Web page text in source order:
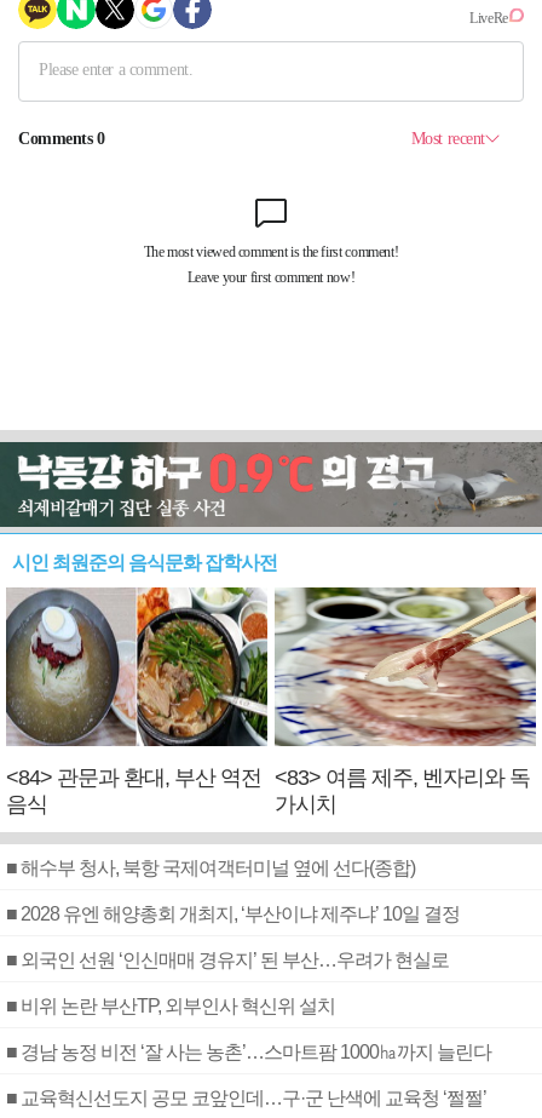
시인 최원준의 음식문화 잡학사전
<84> 관문과 환대, 부산 역전
음식
<83> 여름 제주, 벤자리와 독
가시치
■ 해수부 청사, 북항 국제여객터미널 옆에 선다(종합)
■ 2028 유엔 해양총회 개최지, ‘부산이냐 제주냐’ 10일 결정
■ 외국인 선원 ‘인신매매 경유지’ 된 부산…우려가 현실로
■ 비위 논란 부산TP, 외부인사 혁신위 설치
■ 경남 농정 비전 ‘잘 사는 농촌’…스마트팜 1000㏊까지 늘린다
■ 교육혁신선도지 공모 코앞인데…구·군 난색에 교육청 ‘쩔쩔’